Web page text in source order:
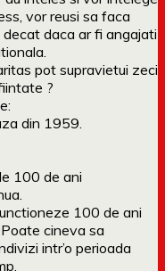
vor reusi sa faca
daca ar fi angajati
pot supravietui zeci
?
din 1959.
100 de ani
100 de ani
cineva sa
intr’o perioada